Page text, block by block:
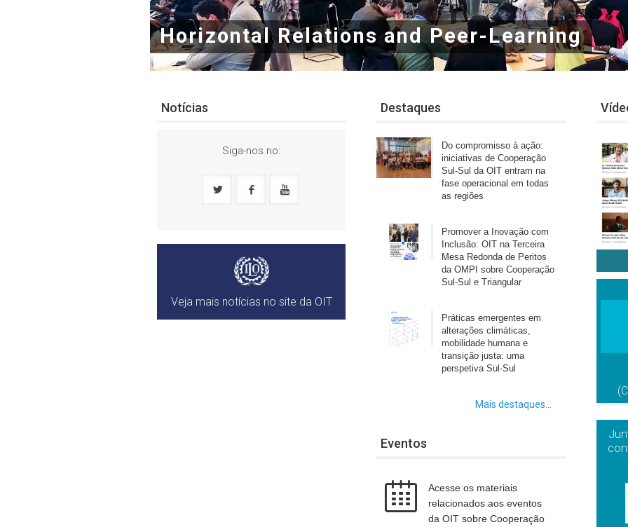
Interactions based on Mutual Collaboration
Notícias
Siga-nos no:
Veja mais notícias no site da OIT
Destaques
Do compromisso à ação:
iniciativas de Cooperação
Sul-Sul da OIT entram na
fase operacional em todas
as regiões
Promover a Inovação com
Inclusão: OIT na Terceira
Mesa Redonda de Peritos
da OMPI sobre Cooperação
Sul-Sul e Triangular
Práticas emergentes em
alterações climáticas,
mobilidade humana e
transição justa: uma
perspetiva Sul-Sul
Mais destaques...
Eventos
Acesse os materiais
relacionados aos eventos
da OIT sobre Cooperação